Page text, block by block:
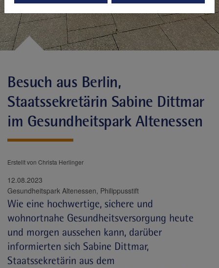
Besuch aus Berlin,
Staatssekretärin Sabine Dittmar
im Gesundheitspark Altenessen
Erstellt von Christa Herlinger
12.08.2023
Gesundheitspark Altenessen, Philippusstift
Wie eine hochwertige, sichere und
wohnortnahe Gesundheitsversorgung heute
und morgen aussehen kann, darüber
informierten sich Sabine Dittmar,
Staatssekretärin aus dem